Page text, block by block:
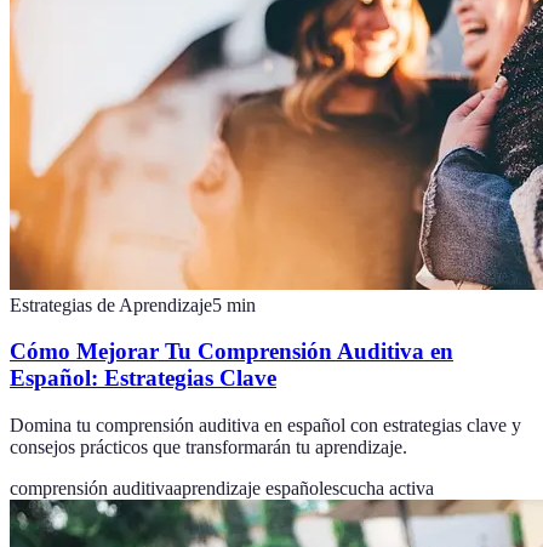
Estrategias de Aprendizaje5 min
Cómo Mejorar Tu Comprensión Auditiva en
Español: Estrategias Clave
Domina tu comprensión auditiva en español con estrategias clave y
consejos prácticos que transformarán tu aprendizaje.
comprensión auditivaaprendizaje españolescucha activa